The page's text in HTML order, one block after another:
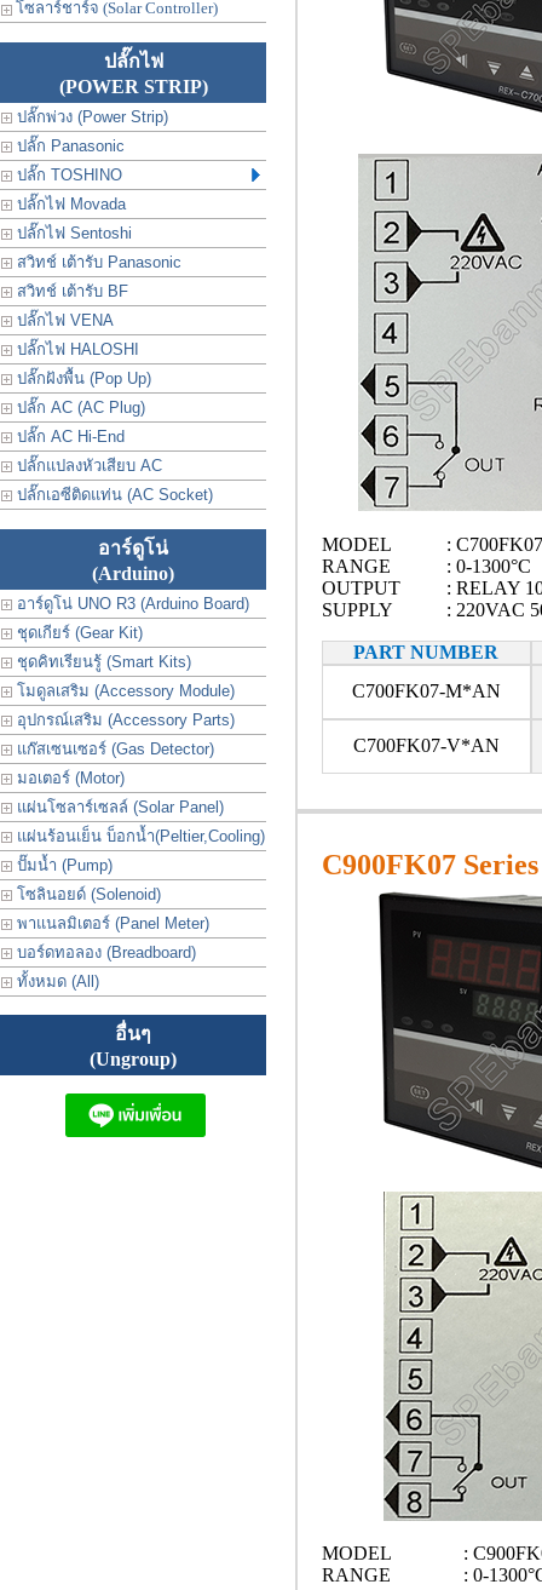
โซลาร์ชาร์จ (Solar Controller)
ปลั๊กไฟ
(POWER STRIP)
ปลั๊กพ่วง (Power Strip)
ปลั๊ก Panasonic
ปลั๊ก TOSHINO
ปลั๊กไฟ Movada
ปลั๊กไฟ Sentoshi
สวิทช์ เต้ารับ Panasonic
สวิทช์ เต้ารับ BF
ปลั๊กไฟ VENA
ปลั๊กไฟ HALOSHI
ปลั๊กฝังพื้น (Pop Up)
ปลั๊ก AC (AC Plug)
ปลั๊ก AC Hi-End
ปลั๊กแปลงหัวเสียบ AC
ปลั๊กเอซีติดแท่น (AC Socket)
อาร์ดูโน่
(Arduino)
อาร์ดูโน่ UNO R3 (Arduino Board)
ชุดเกียร์ (Gear Kit)
ชุดคิทเรียนรู้ (Smart Kits)
โมดูลเสริม (Accessory Module)
อุปกรณ์เสริม (Accessory Parts)
แก๊สเซนเซอร์ (Gas Detector)
มอเตอร์ (Motor)
แผ่นโซลาร์เซลล์ (Solar Panel)
แผ่นร้อนเย็น บ็อกน้ำ(Peltier,Cooling)
ปั๊มน้ำ (Pump)
โซลินอยด์ (Solenoid)
พาแนลมิเตอร์ (Panel Meter)
บอร์ดทอลอง (Breadboard)
ทั้งหมด (All)
อื่นๆ
(Ungroup)
MODEL
:
RANGE
: 0-1300°C
OUTPUT
: RELAY
SUPPLY
: 220VAC
PART NUMBER
C700FK07-M*AN
C700FK07-V*AN
C900FK07 Series
MODEL
:
RANGE
: 0-